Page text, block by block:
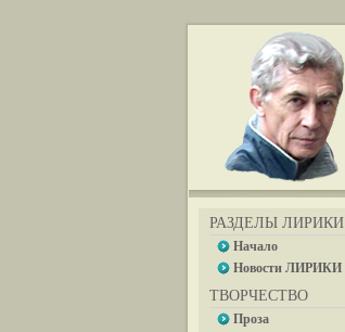
РАЗДЕЛЫ ЛИРИКИ
Начало
Новости ЛИРИКИ
ТВОРЧЕСТВО
Проза